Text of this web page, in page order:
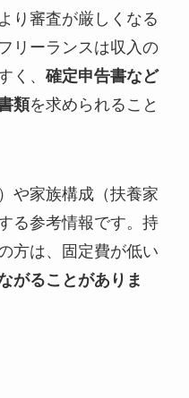
り審査が厳しくなる
リーランスは収入の
く、 確定申告書など
類を求められること
や家族構成（扶養家
る参考情報です。持
方は、固定費が低い
がることがありま